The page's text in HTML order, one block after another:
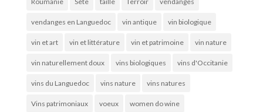
vendanges en Languedoc vin antique vin biologique
vin et art vin et littérature vin et patrimoine vin nature
vin naturellement doux vins biologiques vins d'Occitanie
vins du Languedoc vins nature vins natures
Vins patrimoniaux voeux women do wine